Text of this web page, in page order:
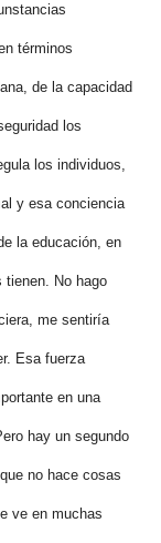
términos
de la capacidad
los
los individuos,
y esa conciencia
la educación, en
tienen. No hago
me sentiría
Esa fuerza
en una
hay un segundo
no hace cosas
ve en muchas